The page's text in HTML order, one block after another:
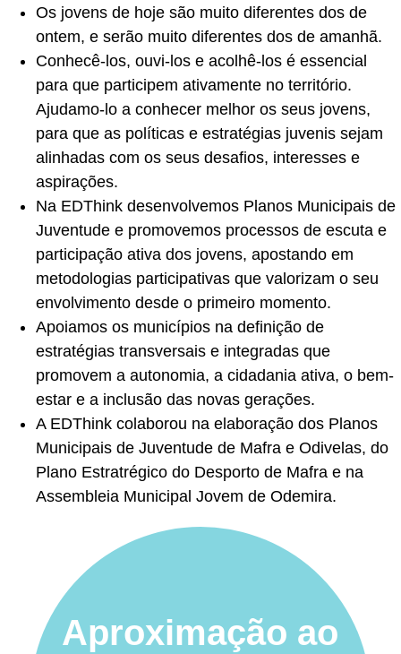
Os jovens de hoje são muito diferentes dos de
ontem, e serão muito diferentes dos de amanhã.
Conhecê-los, ouvi-los e acolhê-los é essencial
para que participem ativamente no território.
Ajudamo-lo a conhecer melhor os seus jovens,
para que as políticas e estratégias juvenis sejam
alinhadas com os seus desafios, interesses e
aspirações.
Na EDThink desenvolvemos Planos Municipais de
Juventude e promovemos processos de escuta e
participação ativa dos jovens, apostando em
metodologias participativas que valorizam o seu
envolvimento desde o primeiro momento.
Apoiamos os municípios na definição de
estratégias transversais e integradas que
promovem a autonomia, a cidadania ativa, o bem-
estar e a inclusão das novas gerações.
A EDThink colaborou na elaboração dos Planos
Municipais de Juventude de Mafra e Odivelas, do
Plano Estratrégico do Desporto de Mafra e na
Assembleia Municipal Jovem de Odemira.
Aproximação ao